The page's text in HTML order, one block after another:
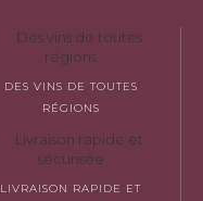
DES VINS DE TOUTES
RÉGIONS
LIVRAISON RAPIDE ET